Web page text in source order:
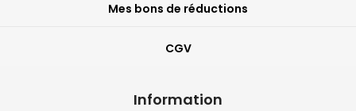
Mes bons de réductions
CGV
Information